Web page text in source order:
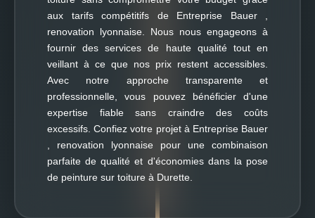
aux tarifs compétitifs de Entreprise Bauer ,
renovation lyonnaise. Nous nous engageons à
fournir des services de haute qualité tout en
veillant à ce que nos prix restent accessibles.
Avec notre approche transparente et
professionnelle, vous pouvez bénéficier d'une
expertise fiable sans craindre des coûts
excessifs. Confiez votre projet à Entreprise Bauer
, renovation lyonnaise pour une combinaison
parfaite de qualité et d'économies dans la pose
de peinture sur toiture à Durette.